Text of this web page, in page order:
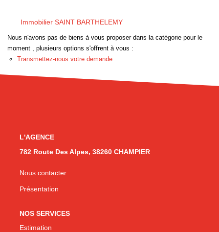
CONTACT
Immobilier SAINT BARTHELEMY
Nous n'avons pas de biens à vous proposer dans la catégorie pour le
moment , plusieurs options s'offrent à vous :
Transmettez-nous votre demande
L'AGENCE
782 Route Des Alpes, 38260 CHAMPIER
Nous contacter
Présentation
NOS SERVICES
Estimation